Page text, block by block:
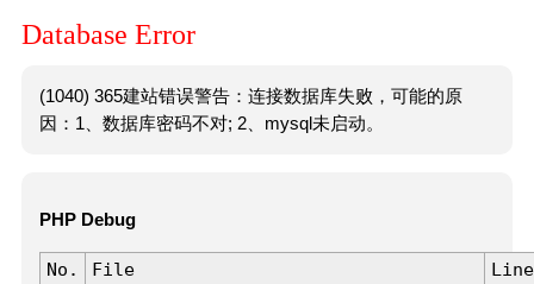
Database Error
(1040) 365建站错误警告：连接数据库失败，可能的原
因：1、数据库密码不对; 2、mysql未启动。
PHP Debug
No. File
Line